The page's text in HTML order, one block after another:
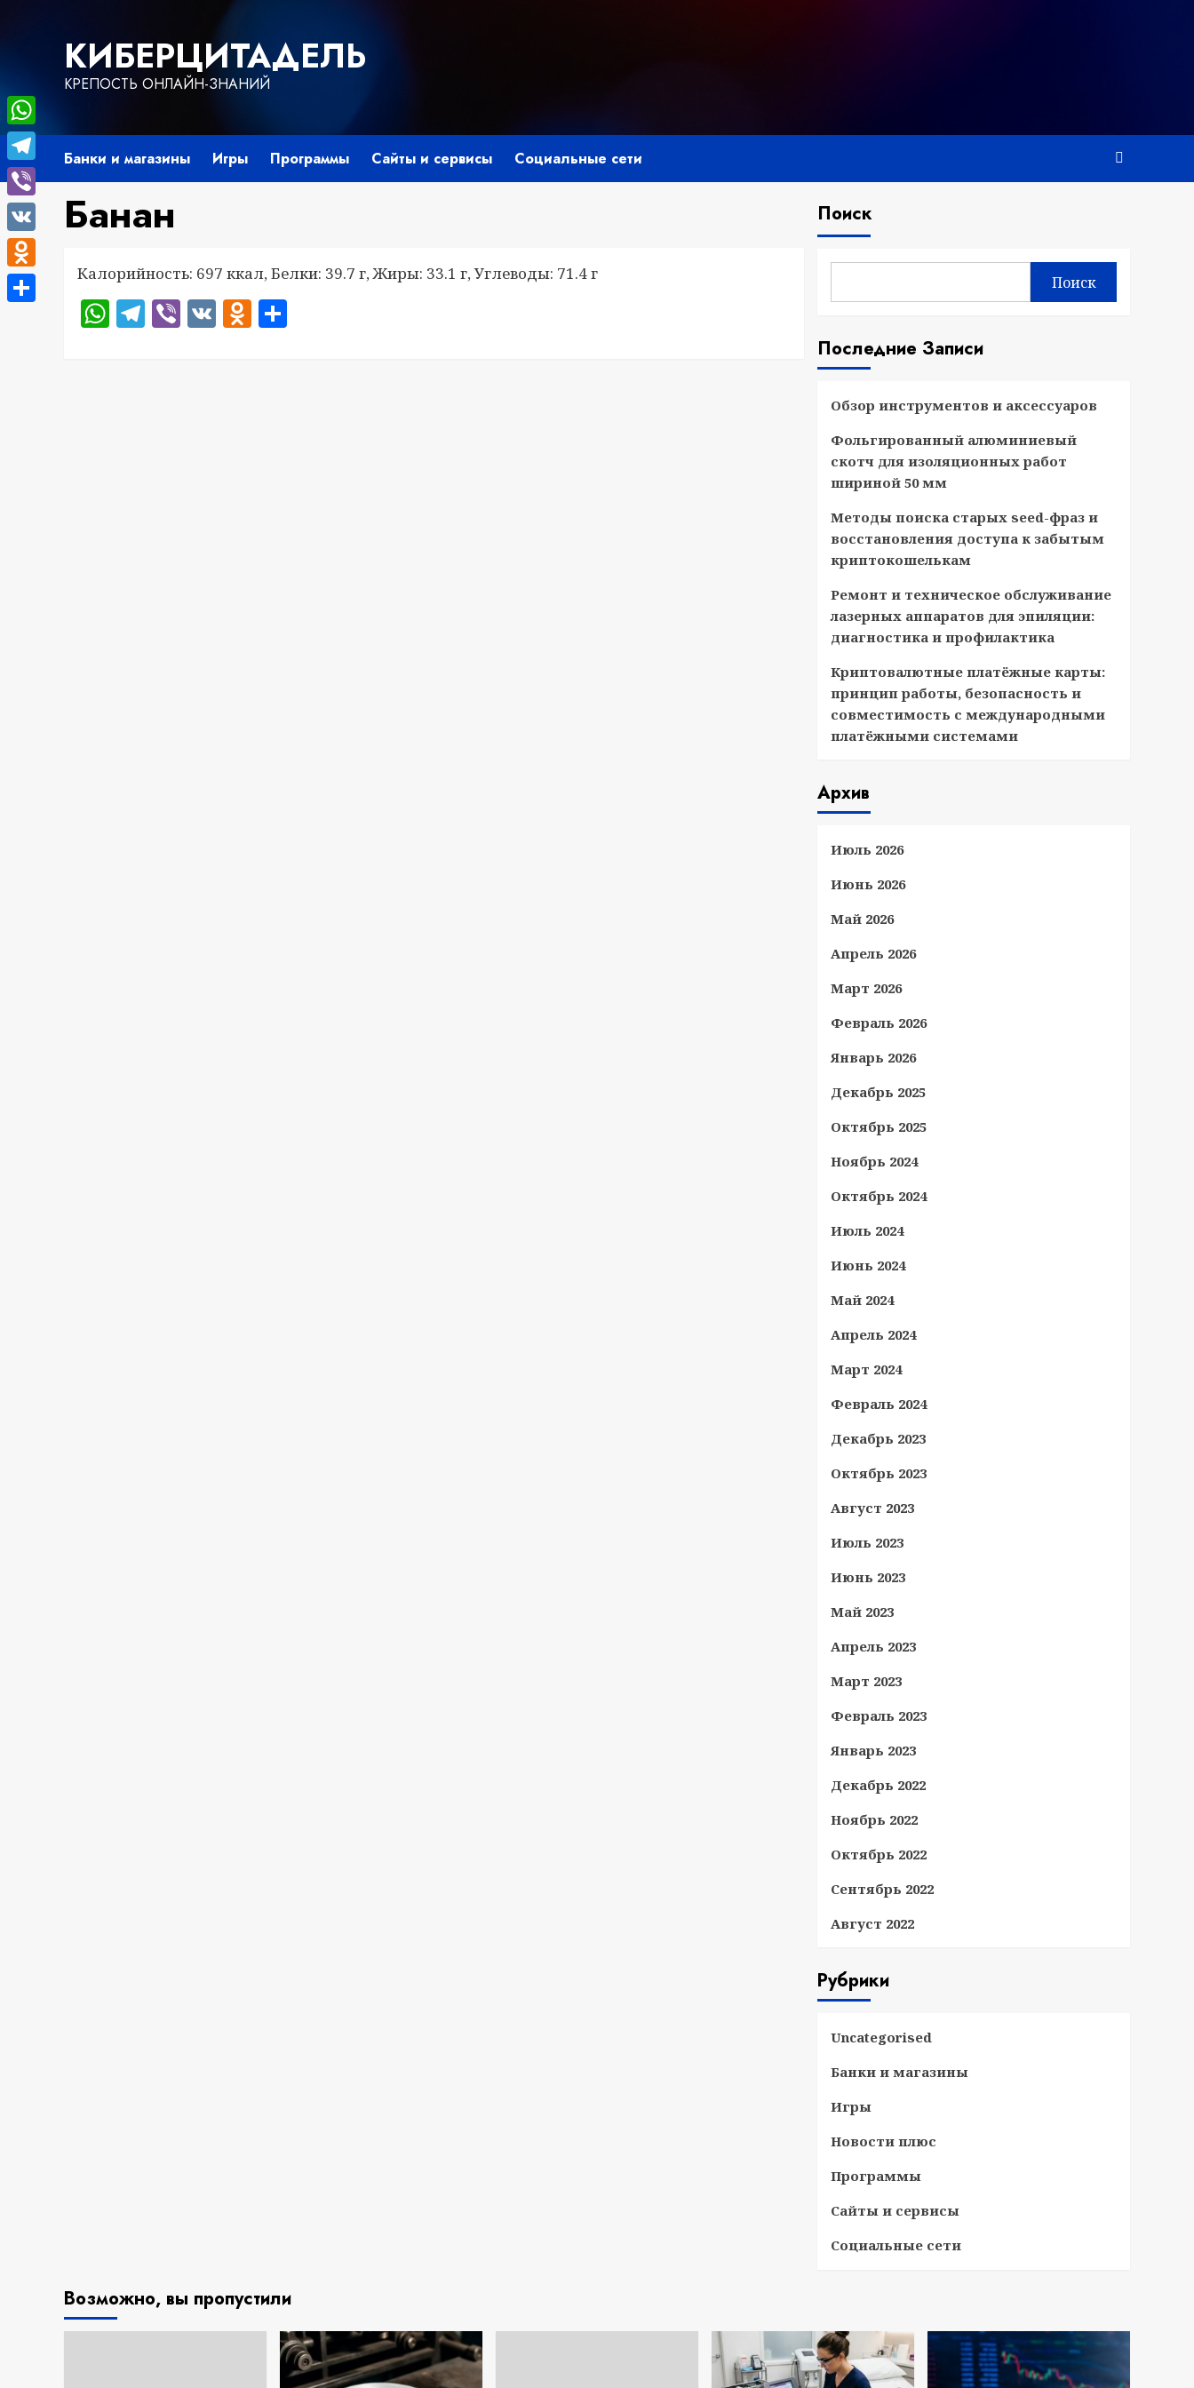
содержимомуКИБЕРЦИТАДЕЛЬ
КРЕПОСТЬ ОНЛАЙН-ЗНАНИЙ
Банки и магазины Игры Программы Сайты и сервисы Социальные сети
Банан
Калорийность: 697 ккал, Белки: 39.7 г, Жиры: 33.1 г, Углеводы: 71.4 г
WhatsApp
Telegram
Viber
VKOdnoklassniki
Поиск
Поиск
Последние Записи
Обзор инструментов и аксессуаров
Фольгированный алюминиевый
скотч для изоляционных работ
шириной 50 мм
Методы поиска старых seed-фраз и
восстановления доступа к забытым
криптокошелькам
Ремонт и техническое обслуживание
лазерных аппаратов для эпиляции:
диагностика и профилактика
Криптовалютные платёжные карты:
принцип работы, безопасность и
совместимость с международными
платёжными системами
Архив
Июль 2026
Июнь 2026
Май 2026
Апрель 2026
Март 2026
Февраль 2026
Январь 2026
Декабрь 2025
Октябрь 2025
Ноябрь 2024
Октябрь 2024
Июль 2024
Июнь 2024
Май 2024
Апрель 2024
Март 2024
Февраль 2024
Декабрь 2023
Октябрь 2023
Август 2023
Июль 2023
Июнь 2023
Май 2023
Апрель 2023
Март 2023
Февраль 2023
Январь 2023
Декабрь 2022
Ноябрь 2022
Октябрь 2022
Сентябрь 2022
Август 2022
Рубрики
Uncategorised
Банки и магазины
Игры
Новости плюс
Программы
Сайты и сервисы
Социальные сети
Возможно, вы пропустили
WhatsApp
Telegram
Viber
VK
Odnoklassniki
Отправить